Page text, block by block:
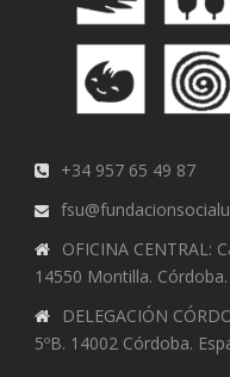
+34 957 65 49 87
OFICINA CENTRAL:
14550 Montilla. Córdoba.
DELEGACIÓN
5ºB. 14002 Córdoba.